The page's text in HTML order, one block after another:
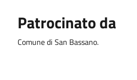
Patrocinato da
Comune di San Bassano.